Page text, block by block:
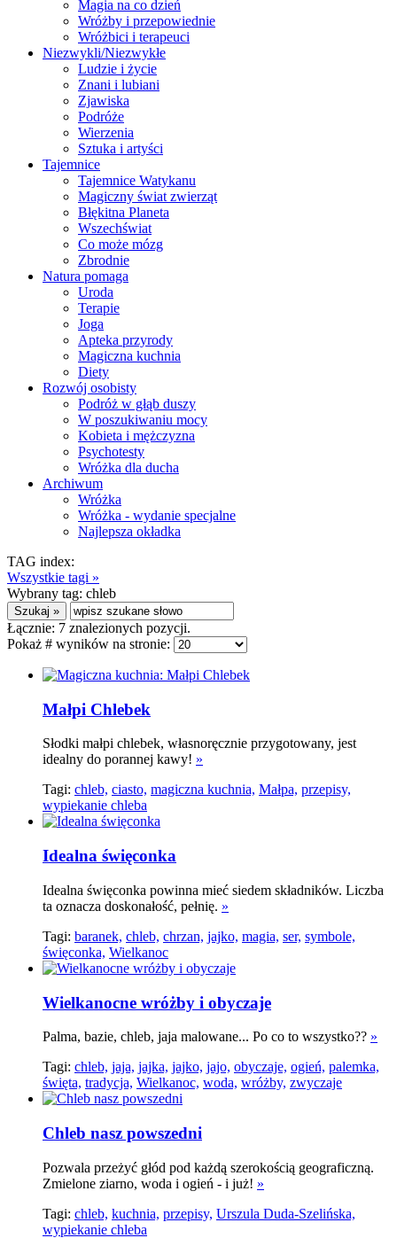
Magia na co dzień
Wróżby i przepowiednie
Wróżbici i terapeuci
Niezwykli/Niezwykłe
Ludzie i życie
Znani i lubiani
Zjawiska
Podróże
Wierzenia
Sztuka i artyści
Tajemnice
Tajemnice Watykanu
Magiczny świat zwierząt
Błękitna Planeta
Wszechświat
Co może mózg
Zbrodnie
Natura pomaga
Uroda
Terapie
Joga
Apteka przyrody
Magiczna kuchnia
Diety
Rozwój osobisty
Podróż w głąb duszy
W poszukiwaniu mocy
Kobieta i mężczyzna
Psychotesty
Wróżka dla ducha
Archiwum
Wróżka
Wróżka - wydanie specjalne
Najlepsza okładka
TAG index:
Wszystkie tagi »
Wybrany tag: chleb
Łącznie: 7 znalezionych pozycji.
Pokaż # wyników na stronie:
Małpi Chlebek
Słodki małpi chlebek, własnoręcznie przygotowany, jest
idealny do porannej kawy! »
Tagi: chleb, ciasto, magiczna kuchnia, Małpa, przepisy,
wypiekanie chleba
Idealna święconka
Idealna święconka powinna mieć siedem składników. Liczba
ta oznacza doskonałość, pełnię. »
Tagi: baranek, chleb, chrzan, jajko, magia, ser, symbole,
święconka, Wielkanoc
Wielkanocne wróżby i obyczaje
Palma, bazie, chleb, jaja malowane... Po co to wszystko?? »
Tagi: chleb, jaja, jajka, jajko, jajo, obyczaje, ogień, palemka,
święta, tradycja, Wielkanoc, woda, wróżby, zwyczaje
Chleb nasz powszedni
Pozwala przeżyć głód pod każdą szerokością geograficzną.
Zmielone ziarno, woda i ogień - i już! »
Tagi: chleb, kuchnia, przepisy, Urszula Duda-Szelińska,
wypiekanie chleba